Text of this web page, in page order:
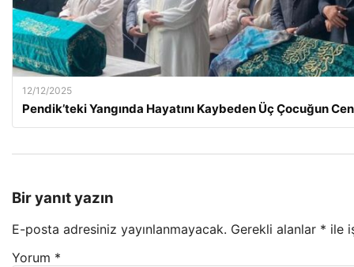
12/12/2025
Pendik’teki Yangında Hayatını Kaybeden Üç Çocuğun
Bir yanıt yazın
E-posta adresiniz yayınlanmayacak. Gerekli alanlar * ile
Yorum *